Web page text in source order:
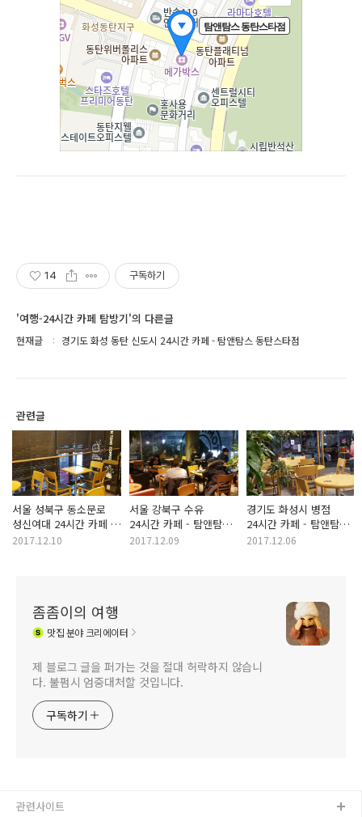
14 구독하기
'여행-24시간 카페 탐방기'의 다른글
현재글 경기도 화성 동탄 신도시 24시간 카페 - 탐앤탐스 동탄스타점
관련글
서울 성북구 동소문로
성신여대 24시간 카페 -
탐앤탐스 성신여대점
2017.12.10
서울 강북구 수유
24시간 카페 - 탐앤탐스
수유역점
2017.12.09
경기도 화성시 병점
24시간 카페 - 탐앤탐스
병점점
2017.12.06
좀좀이의 여행
맛집분야 크리에이터
제 블로그 글을 퍼가는 것을 절대 허락하지 않습니
다. 불펌시 엄중대처할 것입니다.
구독하기
관련사이트